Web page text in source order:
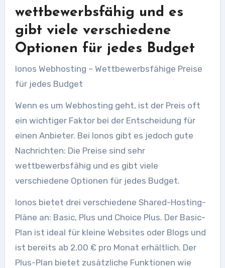
wettbewerbsfähig und es
gibt viele verschiedene
Optionen für jedes Budget
Ionos Webhosting – Wettbewerbsfähige Preise
für jedes Budget
Wenn es um Webhosting geht, ist der Preis oft
ein wichtiger Faktor bei der Entscheidung für
einen Anbieter. Bei Ionos gibt es jedoch gute
Nachrichten: Die Preise sind sehr
wettbewerbsfähig und es gibt viele
verschiedene Optionen für jedes Budget.
Ionos bietet drei verschiedene Shared-Hosting-
Pläne an: Basic, Plus und Choice Plus. Der Basic-
Plan ist ideal für kleine Websites oder Blogs und
ist bereits ab 2,00 € pro Monat erhältlich. Der
Plus-Plan bietet zusätzliche Funktionen wie